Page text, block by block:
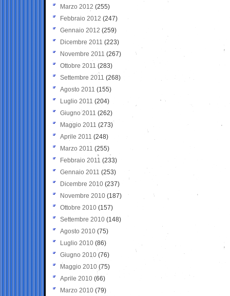
Marzo 2012 (255)
Febbraio 2012 (247)
Gennaio 2012 (259)
Dicembre 2011 (223)
Novembre 2011 (267)
Ottobre 2011 (283)
Settembre 2011 (268)
Agosto 2011 (155)
Luglio 2011 (204)
Giugno 2011 (262)
Maggio 2011 (273)
Aprile 2011 (248)
Marzo 2011 (255)
Febbraio 2011 (233)
Gennaio 2011 (253)
Dicembre 2010 (237)
Novembre 2010 (187)
Ottobre 2010 (157)
Settembre 2010 (148)
Agosto 2010 (75)
Luglio 2010 (86)
Giugno 2010 (76)
Maggio 2010 (75)
Aprile 2010 (66)
Marzo 2010 (79)